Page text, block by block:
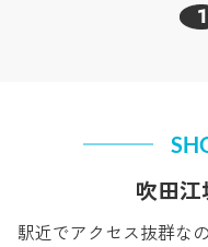
1
吹田
駅近でアクセス抜群な